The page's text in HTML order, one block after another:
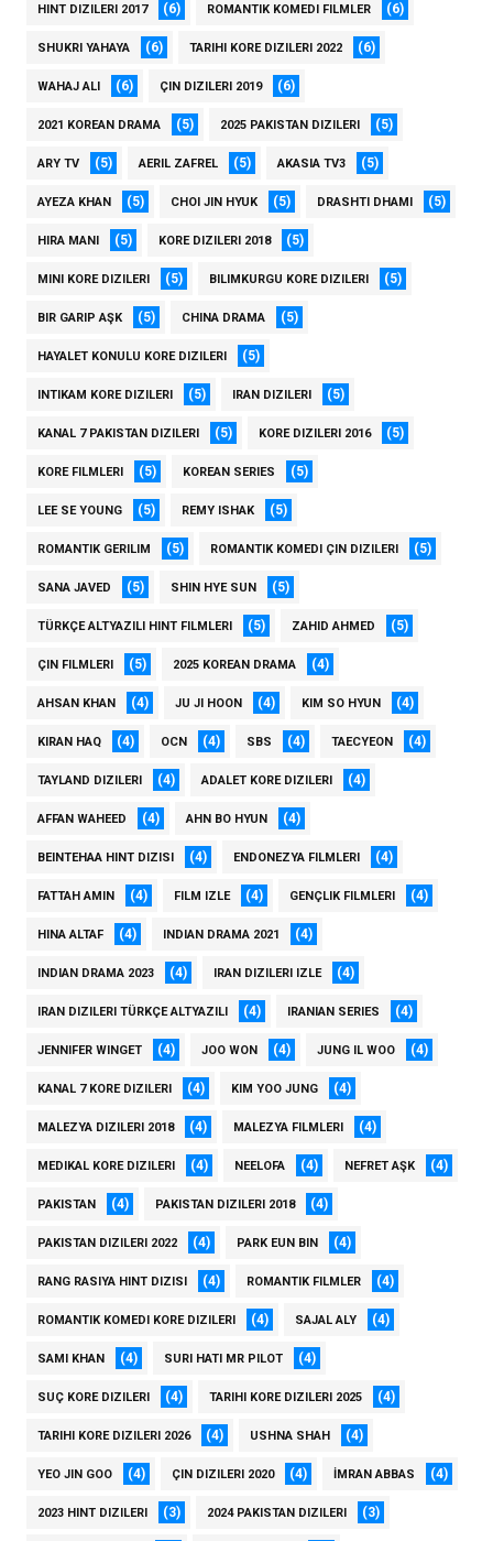
HINT DIZILERI 2017 (6) ROMANTIK KOMEDI FILMLER (6)
SHUKRI YAHAYA (6) TARIHI KORE DIZILERI 2022 (6)
WAHAJ ALI (6) ÇIN DIZILERI 2019 (6)
2021 KOREAN DRAMA (5) 2025 PAKISTAN DIZILERI (5)
ARY TV (5) AERIL ZAFREL (5) AKASIA TV3 (5)
AYEZA KHAN (5) CHOI JIN HYUK (5) DRASHTI DHAMI (5)
HIRA MANI (5) KORE DIZILERI 2018 (5)
MINI KORE DIZILERI (5) BILIMKURGU KORE DIZILERI (5)
BIR GARIP AŞK (5) CHINA DRAMA (5)
HAYALET KONULU KORE DIZILERI (5)
INTIKAM KORE DIZILERI (5) IRAN DIZILERI (5)
KANAL 7 PAKISTAN DIZILERI (5) KORE DIZILERI 2016 (5)
KORE FILMLERI (5) KOREAN SERIES (5)
LEE SE YOUNG (5) REMY ISHAK (5)
ROMANTIK GERILIM (5) ROMANTIK KOMEDI ÇIN DIZILERI (5)
SANA JAVED (5) SHIN HYE SUN (5)
TÜRKÇE ALTYAZILI HINT FILMLERI (5) ZAHID AHMED (5)
ÇIN FILMLERI (5) 2025 KOREAN DRAMA (4)
AHSAN KHAN (4) JU JI HOON (4) KIM SO HYUN (4)
KIRAN HAQ (4) OCN (4) SBS (4) TAECYEON (4)
TAYLAND DIZILERI (4) ADALET KORE DIZILERI (4)
AFFAN WAHEED (4) AHN BO HYUN (4)
BEINTEHAA HINT DIZISI (4) ENDONEZYA FILMLERI (4)
FATTAH AMIN (4) FILM IZLE (4) GENÇLIK FILMLERI (4)
HINA ALTAF (4) INDIAN DRAMA 2021 (4)
INDIAN DRAMA 2023 (4) IRAN DIZILERI IZLE (4)
IRAN DIZILERI TÜRKÇE ALTYAZILI (4) IRANIAN SERIES (4)
JENNIFER WINGET (4) JOO WON (4) JUNG IL WOO (4)
KANAL 7 KORE DIZILERI (4) KIM YOO JUNG (4)
MALEZYA DIZILERI 2018 (4) MALEZYA FILMLERI (4)
MEDIKAL KORE DIZILERI (4) NEELOFA (4) NEFRET AŞK (4)
PAKISTAN (4) PAKISTAN DIZILERI 2018 (4)
PAKISTAN DIZILERI 2022 (4) PARK EUN BIN (4)
RANG RASIYA HINT DIZISI (4) ROMANTIK FILMLER (4)
ROMANTIK KOMEDI KORE DIZILERI (4) SAJAL ALY (4)
SAMI KHAN (4) SURI HATI MR PILOT (4)
SUÇ KORE DIZILERI (4) TARIHI KORE DIZILERI 2025 (4)
TARIHI KORE DIZILERI 2026 (4) USHNA SHAH (4)
YEO JIN GOO (4) ÇIN DIZILERI 2020 (4) İMRAN ABBAS (4)
2023 HINT DIZILERI (3) 2024 PAKISTAN DIZILERI (3)